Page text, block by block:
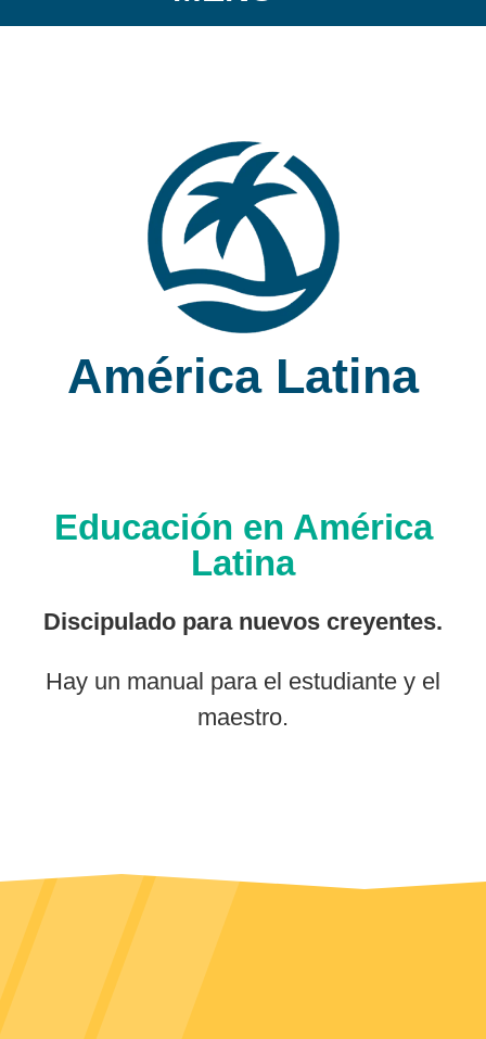
América Latina
Educación en América
Latina
Discipulado para nuevos creyentes.
Hay un manual para el estudiante y el
maestro.